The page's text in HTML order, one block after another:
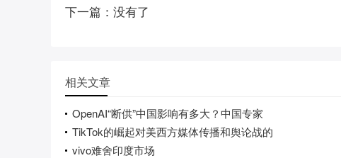
下一篇：没有了
相关文章
OpenAI“断供”中国影响有多大？中国专家
TikTok的崛起对美西方媒体传播和舆论战的
vivo难舍印度市场